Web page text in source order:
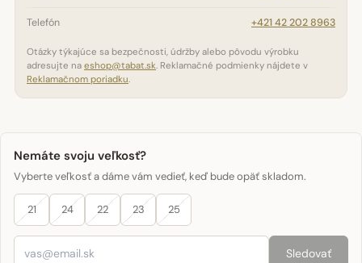
Telefón +421 42 202 8963
Otázky týkajúce sa bezpečnosti, údržby alebo pôvodu výrobku
adresujte na eshop@tabat.sk. Reklamačné podmienky nájdete v
Reklamačnom poriadku.
Nemáte svoju veľkosť?
Vyberte veľkosť a dáme vám vedieť, keď bude opäť skladom.
21 24 22 23 25
Sledovať